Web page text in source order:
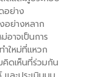
อย่าง
อย่างหลาก
อาจเป็นการ
ใหม่ที่แหวก
คิดเห็นที่ร่วมกัน